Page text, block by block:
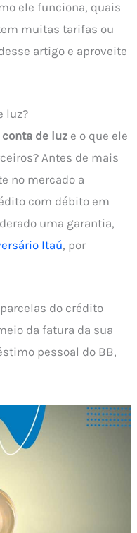
ele funciona, quais
muitas tarifas ou
artigo e aproveite
luz?
de luz e o que ele
Antes de mais
no mercado a
com débito em
uma garantia,
Itaú, por
do crédito
da fatura da sua
pessoal do BB,